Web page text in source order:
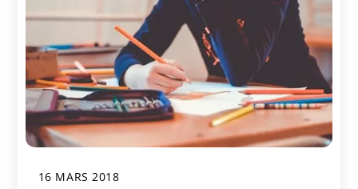
16 MARS 2018